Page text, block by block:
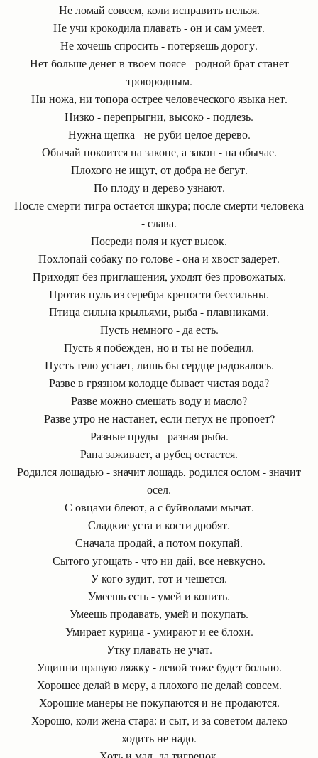
Не ломай совсем, коли исправить нельзя.
Не учи крокодила плавать - он и сам умеет.
Не хочешь спросить - потеряешь дорогу.
Нет больше денег в твоем поясе - родной брат станет
троюродным.
Ни ножа, ни топора острее человеческого языка нет.
Низко - перепрыгни, высоко - подлезь.
Нужна щепка - не руби целое дерево.
Обычай покоится на законе, а закон - на обычае.
Плохого не ищут, от добра не бегут.
По плоду и дерево узнают.
После смерти тигра остается шкура; после смерти человека
- слава.
Посреди поля и куст высок.
Похлопай собаку по голове - она и хвост задерет.
Приходят без приглашения, уходят без провожатых.
Против пуль из серебра крепости бессильны.
Птица сильна крыльями, рыба - плавниками.
Пусть немного - да есть.
Пусть я побежден, но и ты не победил.
Пусть тело устает, лишь бы сердце радовалось.
Разве в грязном колодце бывает чистая вода?
Разве можно смешать воду и масло?
Разве утро не настанет, если петух не пропоет?
Разные пруды - разная рыба.
Рана заживает, а рубец остается.
Родился лошадью - значит лошадь, родился ослом - значит
осел.
С овцами блеют, а с буйволами мычат.
Сладкие уста и кости дробят.
Сначала продай, а потом покупай.
Сытого угощать - что ни дай, все невкусно.
У кого зудит, тот и чешется.
Умеешь есть - умей и копить.
Умеешь продавать, умей и покупать.
Умирает курица - умирают и ее блохи.
Утку плавать не учат.
Ущипни правую ляжку - левой тоже будет больно.
Хорошее делай в меру, а плохого не делай совсем.
Хорошие манеры не покупаются и не продаются.
Хорошо, коли жена стара: и сыт, и за советом далеко
ходить не надо.